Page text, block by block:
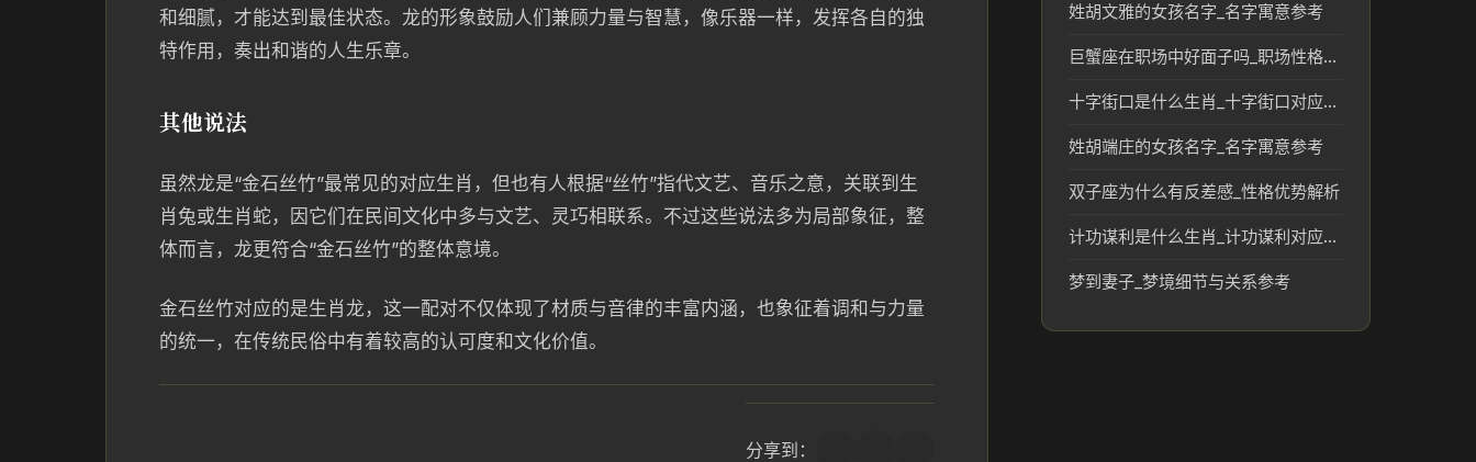
和细腻，才能达到最佳状态。龙的形象鼓励人们兼顾力量与智慧，像乐器一样，发挥各自的独
特作用，奏出和谐的人生乐章。
其他说法
虽然龙是“金石丝竹”最常见的对应生肖，但也有人根据“丝竹”指代文艺、音乐之意，关联到生
肖兔或生肖蛇，因它们在民间文化中多与文艺、灵巧相联系。不过这些说法多为局部象征，整
体而言，龙更符合“金石丝竹”的整体意境。
金石丝竹对应的是生肖龙，这一配对不仅体现了材质与音律的丰富内涵，也象征着调和与力量
的统一，在传统民俗中有着较高的认可度和文化价值。
分享到：
姓胡文雅的女孩名字_名字寓意参考
巨蟹座在职场中好面子吗_职场性格优势解析
十字街口是什么生肖_十字街口对应的生肖及传统文化解读
姓胡端庄的女孩名字_名字寓意参考
双子座为什么有反差感_性格优势解析
计功谋利是什么生肖_计功谋利对应生肖的传统说法解析
梦到妻子_梦境细节与关系参考